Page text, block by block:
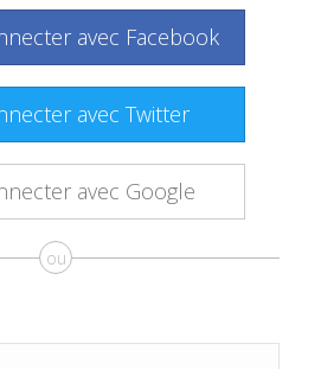
avec Facebook
avec Twitter
avec Google
ou